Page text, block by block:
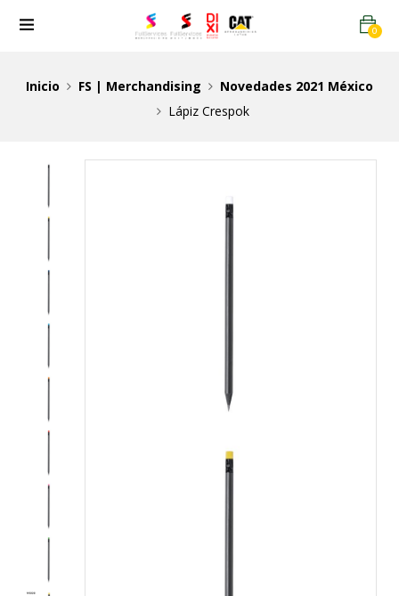
0
Inicio FS | Merchandising
Novedades 2021 México
Lápiz Crespok